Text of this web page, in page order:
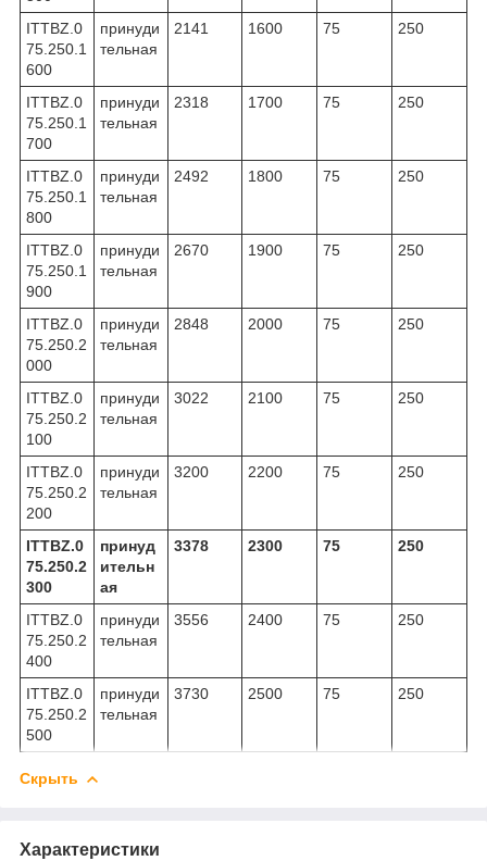
ITTBZ.0
75.250.1
600
принуди
тельная
2141 1600 75 250
ITTBZ.0
75.250.1
700
принуди
тельная
2318 1700 75 250
ITTBZ.0
75.250.1
800
принуди
тельная
2492 1800 75 250
ITTBZ.0
75.250.1
900
принуди
тельная
2670 1900 75 250
ITTBZ.0
75.250.2
000
принуди
тельная
2848 2000 75 250
ITTBZ.0
75.250.2
100
принуди
тельная
3022 2100 75 250
ITTBZ.0
75.250.2
200
принуди
тельная
3200 2200 75 250
ITTBZ.0
75.250.2
300
принуд
ительн
ая
3378 2300 75 250
ITTBZ.0
75.250.2
400
принуди
тельная
3556 2400 75 250
ITTBZ.0
75.250.2
500
принуди
тельная
3730 2500 75 250
Скрыть
Характеристики